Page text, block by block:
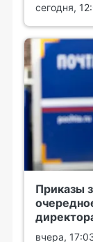
сегодня,
Приказы
вчера,